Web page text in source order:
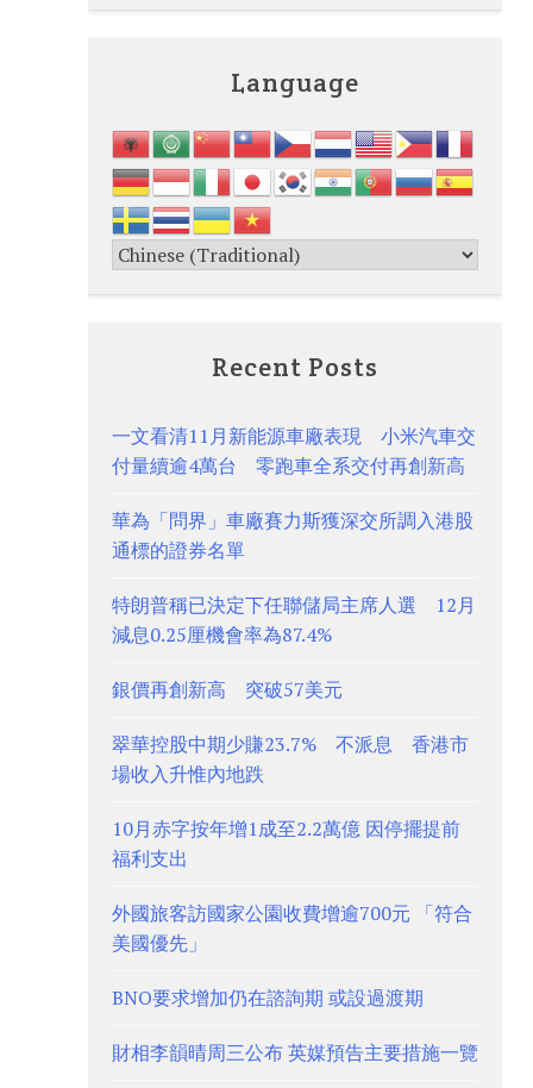
Language
Recent Posts
一文看清11月新能源車廠表現 小米汽車交
付量續逾4萬台 零跑車全系交付再創新高
華為「問界」車廠賽力斯獲深交所調入港股
通標的證券名單
特朗普稱已決定下任聯儲局主席人選 12月
減息0.25厘機會率為87.4%
銀價再創新高 突破57美元
翠華控股中期少賺23.7% 不派息 香港市
場收入升惟內地跌
10月赤字按年增1成至2.2萬億 因停擺提前
福利支出
外國旅客訪國家公園收費增逾700元 「符合
美國優先」
BNO要求增加仍在諮詢期 或設過渡期
財相李韻晴周三公布 英媒預告主要措施一覽